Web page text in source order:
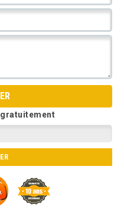
gratuitement